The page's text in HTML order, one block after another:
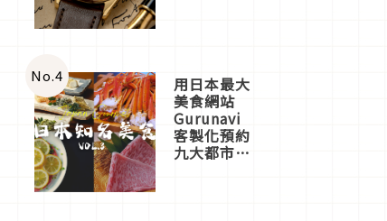
No.4 用日本最大
美食網站
Gurunavi
客製化預約
九大都市餐